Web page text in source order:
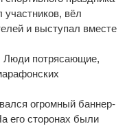
вёл
и выступал вместе
Люди потрясающие,
огромный баннер-
его сторонах были